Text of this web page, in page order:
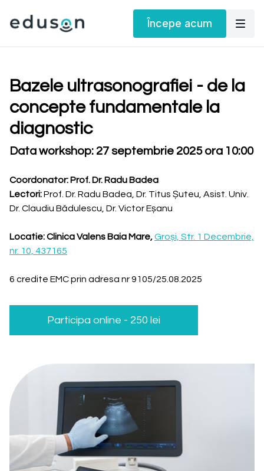
Începe acum
Bazele ultrasonografiei - de la
concepte fundamentale la
diagnostic
​​Data workshop: 27 septembrie 2025 ora 10:00
Coordonator: Prof. Dr. Radu Badea
Lectori:Prof. Dr. Radu Badea, Dr. Titus Șuteu, Asist. Univ.
Dr. Claudiu Bădulescu, Dr. Victor Eșanu
Locatie: Clinica Valens Baia Mare,Groși, Str. 1 Decembrie,
nr. 10, 437165
6 credite EMC prin adresa nr 9105/25.08.2025
Participa online - 250 lei